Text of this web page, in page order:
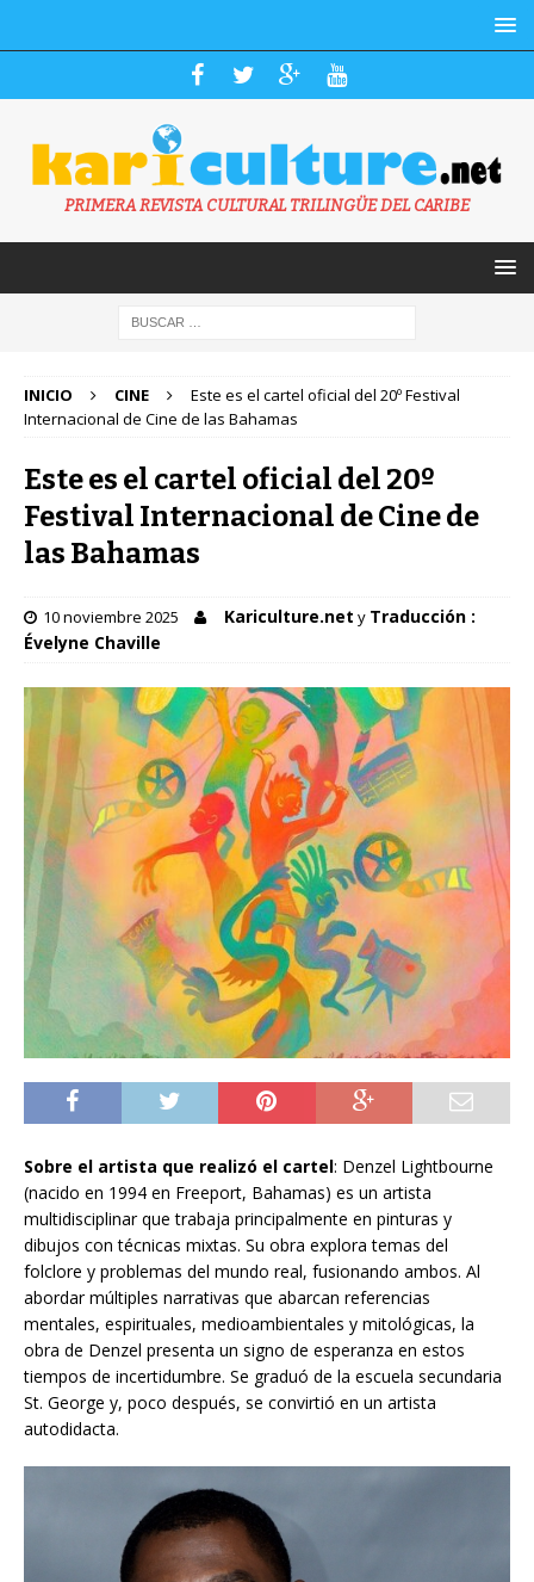
PRIMERA REVISTA CULTURAL TRILINGÜE DEL CARIBE
INICIO CINE
Este es el cartel oficial del 20º Festival
Internacional de Cine de las Bahamas
Este es el cartel oficial del 20º
Festival Internacional de Cine de
las Bahamas
10 noviembre 2025 Kariculture.net y Traducción :
Évelyne Chaville
Sobre el artista que realizó el cartel: Denzel Lightbourne
(nacido en 1994 en Freeport, Bahamas) es un artista
multidisciplinar que trabaja principalmente en pinturas y
dibujos con técnicas mixtas. Su obra explora temas del
folclore y problemas del mundo real, fusionando ambos. Al
abordar múltiples narrativas que abarcan referencias
mentales, espirituales, medioambientales y mitológicas, la
obra de Denzel presenta un signo de esperanza en estos
tiempos de incertidumbre. Se graduó de la escuela secundaria
St. George y, poco después, se convirtió en un artista
autodidacta.